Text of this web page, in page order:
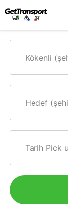
Kökenli
Hedef
Tarih Pick